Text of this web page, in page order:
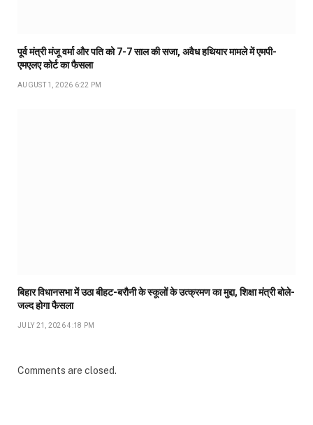
पूर्व मंत्री मंजू वर्मा और पति को 7-7 साल की सजा, अवैध हथियार मामले में एमपी-
एमएलए कोर्ट का फैसला
AUGUST 1, 2026 6:22 PM
बिहार विधानसभा में उठा बीहट-बरौनी के स्कूलों के उत्क्रमण का मुद्दा, शिक्षा मंत्री बोले-
जल्द होगा फैसला
JULY 21, 2026 4:18 PM
Comments are closed.